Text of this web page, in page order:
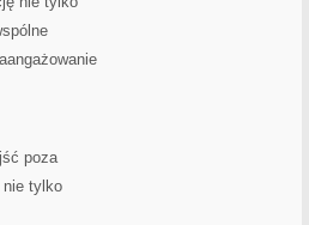
poza
nie tylko